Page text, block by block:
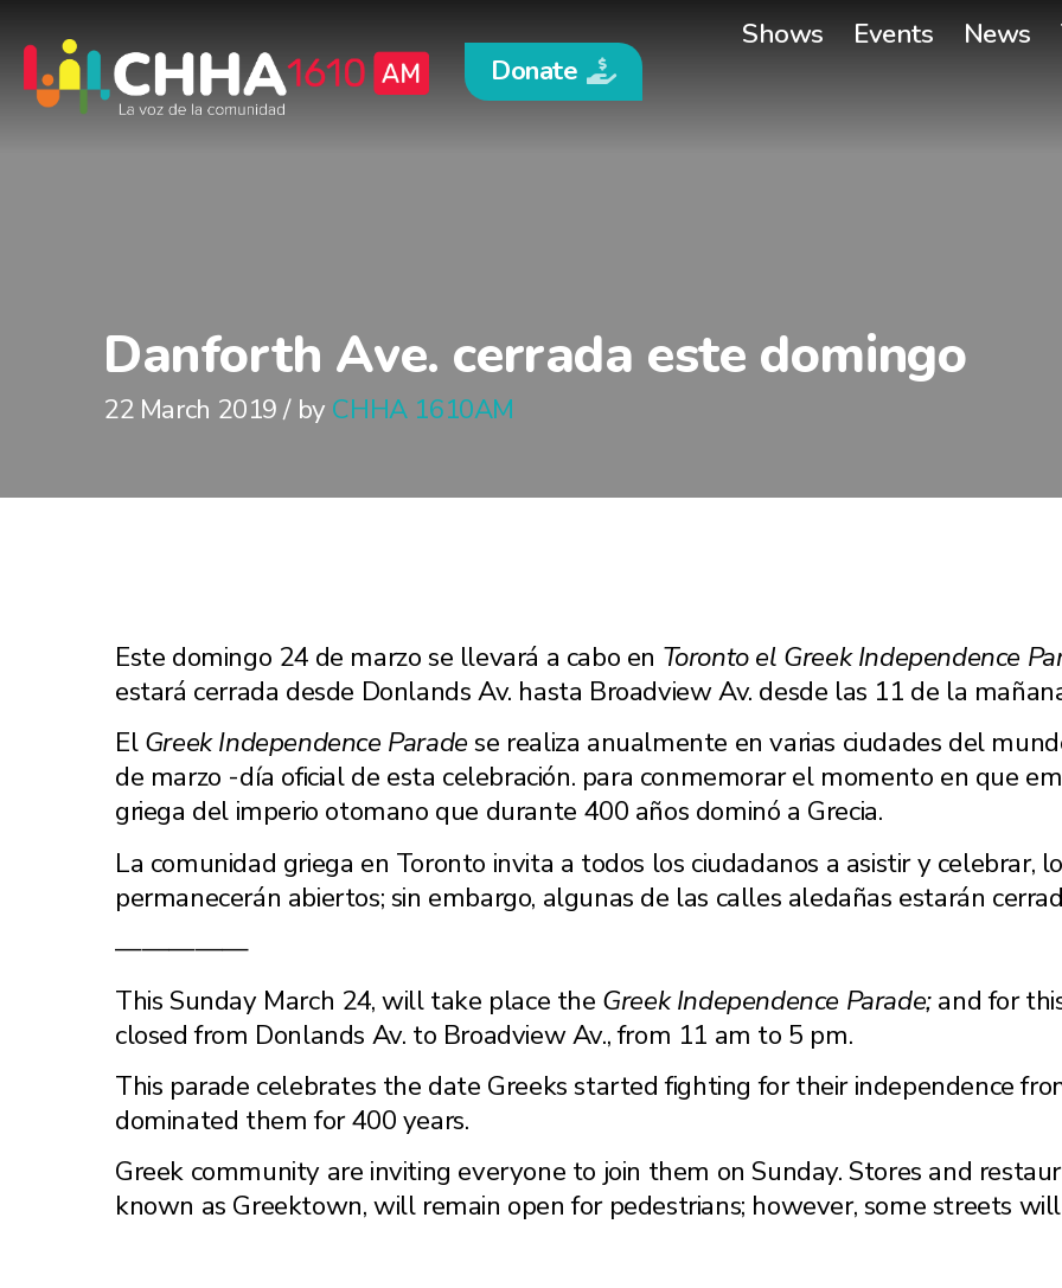
Donate
Shows Events News
Danforth Ave. cerrada este domingo
22 March 2019 / by CHHA 1610AM
Este domingo 24 de marzo se llevará a cabo en Toronto el Greek Independence
estará cerrada desde Donlands Av. hasta Broadview Av. desde las 11 de la
ElGreek Independence Paradese realiza anualmente en varias ciudades del
de marzo -día oficial de esta celebración. para conmemorar el momento en que
griega del imperio otomano que durante 400 años dominó a Grecia.
La comunidad griega en Toronto invita a todos los ciudadanos a asistir y celebrar,
permanecerán abiertos; sin embargo, algunas de las calles aledañas estarán
—————
This Sunday March 24, will take place the Greek Independence Parade;and for
closed from Donlands Av. to Broadview Av., from 11 am to 5 pm.
This parade celebrates the date Greeks started fighting for their independence
dominated them for 400 years.
Greek community are inviting everyone to join them on Sunday. Stores and
known as Greektown, will remain open for pedestrians; however, some streets